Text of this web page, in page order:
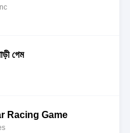
গেম
Racing Game